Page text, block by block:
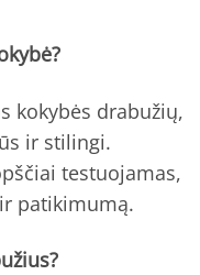
kokybės drabužių,
ir stilingi.
testuojamas,
patikimumą.